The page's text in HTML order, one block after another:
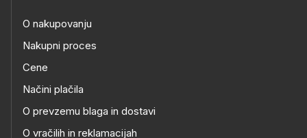
O nakupovanju
Nakupni proces
Cene
Načini plačila
O prevzemu blaga in dostavi
O vračilih in reklamacijah